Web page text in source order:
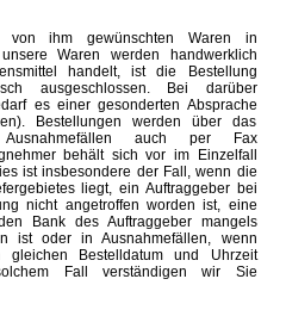
von ihm gewünschten Waren in
Waren werden handwerklich
handelt, ist die Bestellung
ausgeschlossen. Bei darüber
es einer gesonderten Absprache
Bestellungen werden über das
auch per Fax
behält sich vor im Einzelfall
ist insbesondere der Fall, wenn die
liegt, ein Auftraggeber bei
nicht angetroffen worden ist, eine
Bank des Auftraggeber mangels
ist oder in Ausnahmefällen, wenn
gleichen Bestelldatum und Uhrzeit
Fall verständigen wir Sie